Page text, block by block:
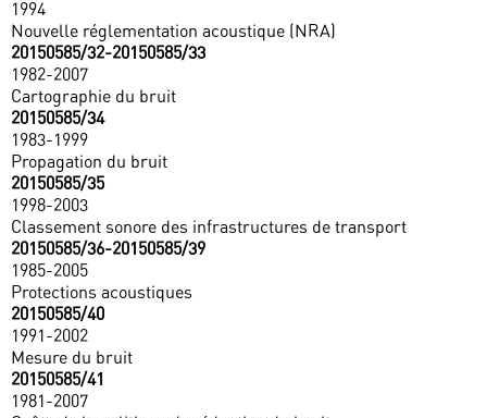
1994
Nouvelle réglementation acoustique (NRA)
20150585/32-20150585/33
1982-2007
Cartographie du bruit
20150585/34
1983-1999
Propagation du bruit
20150585/35
1998-2003
Classement sonore des infrastructures de transport
20150585/36-20150585/39
1985-2005
Protections acoustiques
20150585/40
1991-2002
Mesure du bruit
20150585/41
1981-2007